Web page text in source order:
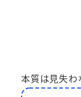
本質は見失